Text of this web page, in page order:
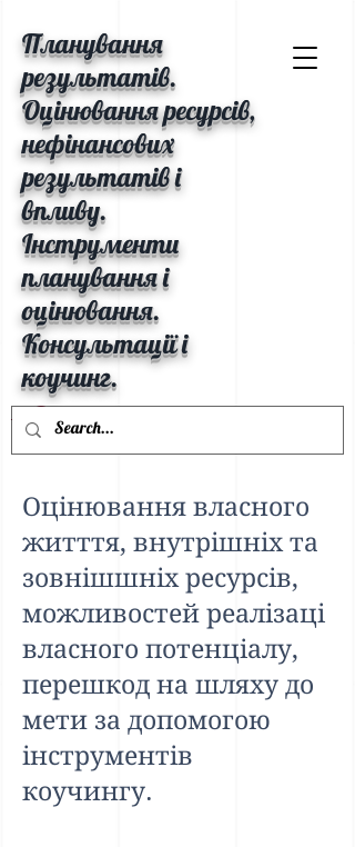
Планування
результатів.
Оцінювання ресурсів,
нефінансових
результатів і
впливу.
Інструменти
планування і
оцінювання.
Консультації і
коучинг.
Оцінювання власного
житття, внутрішніх та
зовнішшніх ресурсів,
можливостей реалізаці
власного потенціалу,
перешкод на шляху до
мети за допомогою
інструментів
коучингу.